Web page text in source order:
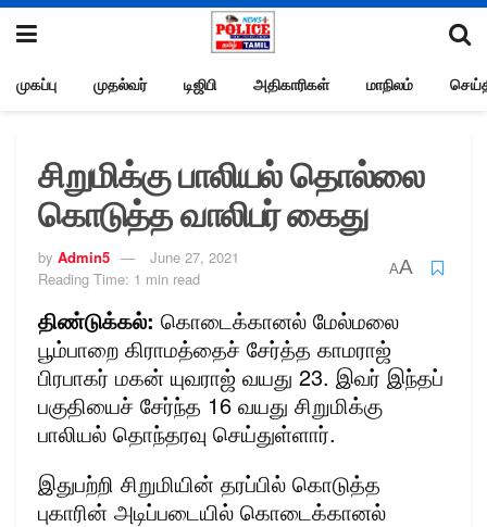
முகப்பு முதல்வர் டிஜிபி அதிகாரிகள் மாநிலம்
சிறுமிக்கு பாலியல் தொல்லை
கொடுத்த வாலிபர் கைது
by Admin5
June 27, 2021
Reading Time: 1 min read
AA
திண்டுக்கல்: கொடைக்கானல் மேல்மலை
பூம்பாறை கிராமத்தைச் சேர்த்த காமராஜ்
பிரபாகர் மகன் யுவராஜ் வயது 23. இவர் இந்தப்
பகுதியைச் சேர்ந்த 16 வயது சிறுமிக்கு
பாலியல் தொந்தரவு செய்துள்ளார்.
இதுபற்றி சிறுமியின் தரப்பில் கொடுத்த
புகாரின் அடிப்படையில் கொடைக்கானல்